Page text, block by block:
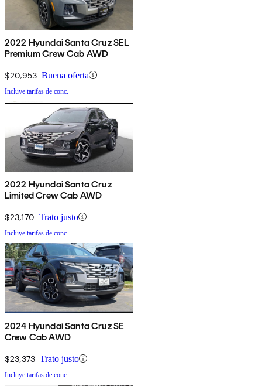
2022 Hyundai Santa Cruz SEL
Premium Crew Cab AWD
$20,953 Buena oferta
Incluye tarifas de conc.
2022 Hyundai Santa Cruz
Limited Crew Cab AWD
$23,170 Trato justo
Incluye tarifas de conc.
2024 Hyundai Santa Cruz SE
Crew Cab AWD
$23,373 Trato justo
Incluye tarifas de conc.